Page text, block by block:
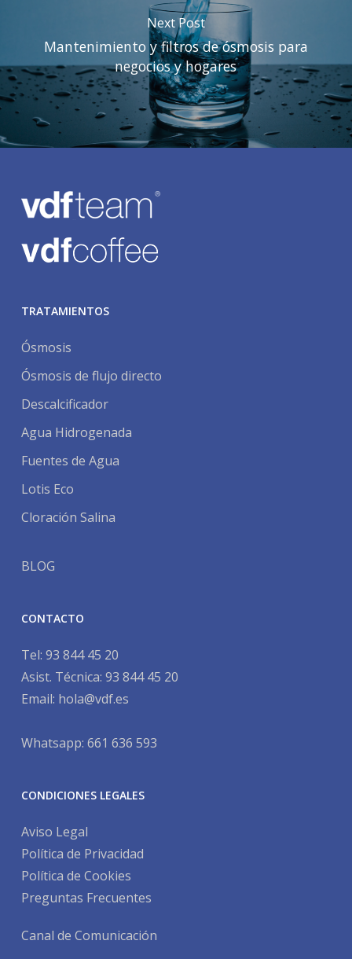
Next Post
Mantenimiento y filtros de ósmosis para
negocios y hogares
TRATAMIENTOS
Ósmosis
Ósmosis de flujo directo
Descalcificador
Agua Hidrogenada
Fuentes de Agua
Lotis Eco
Cloración Salina
BLOG
CONTACTO
Tel: 93 844 45 20
Asist. Técnica: 93 844 45 20
Email: hola@vdf.es
Whatsapp: 661 636 593
CONDICIONES LEGALES
Aviso Legal
Política de Privacidad
Política de Cookies
Preguntas Frecuentes
Canal de Comunicación